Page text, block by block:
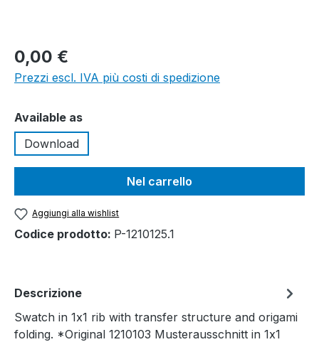
0,00 €
Prezzi escl. IVA più costi di spedizione
Seleziona
Available as
Download
Nel carrello
Aggiungi alla wishlist
Codice prodotto: P-1210125.1
Descrizione
Swatch in 1x1 rib with transfer structure and origami
folding. *Original 1210103 Musterausschnitt in 1x1